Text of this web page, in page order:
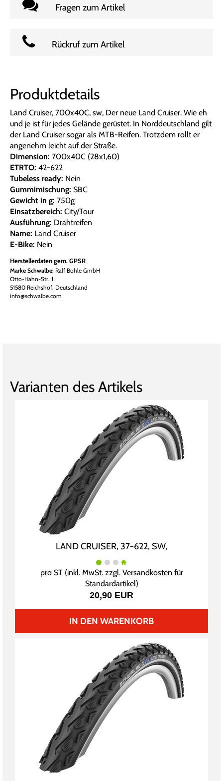
Fragen zum Artikel
Rückruf zum Artikel
Produktdetails
Land Cruiser, 700x40C, sw, Der neue Land Cruiser. Wie eh
und je ist für jedes Gelände gerüstet. In Norddeutschland gilt
der Land Cruiser sogar als MTB-Reifen. Trotzdem rollt er
angenehm leicht auf der Straße.
Dimension: 700x40C (28x1,60)
ETRTO: 42-622
Tubeless ready: Nein
Gummimischung: SBC
Gewicht in g: 750g
Einsatzbereich: City/Tour
Ausführung: Drahtreifen
Name: Land Cruiser
E-Bike: Nein
Herstellerdaten gem. GPSR
Marke Schwalbe: Ralf Bohle GmbH
Otto-Hahn-Str. 1
51580 Reichshof, Deutschland
info@schwalbe.com
Varianten des Artikels
LAND CRUISER, 37-622, SW,
pro ST (inkl. MwSt. zzgl. Versandkosten für
Standardartikel)
20,90 EUR
IN DEN WARENKORB